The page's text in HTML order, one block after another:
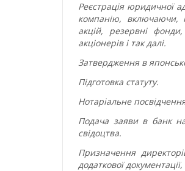
Реєстрація юридичної
компанію, включаючи,
акцій, резервні
акціонерів і так далі.
Затвердження в
Підготовка статуту.
Нотаріальне
Подача заяви в банк на
свідоцтва.
Призначення
додаткової